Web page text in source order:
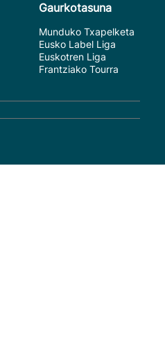
Gaurkotasuna
Munduko Txapelketa
Eusko Label Liga
Euskotren Liga
Frantziako Tourra